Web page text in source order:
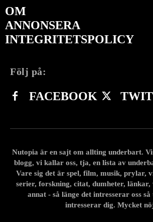
OM
ANNONSERA
INTEGRITETSPOLICY
Följ på:
FACEBOOK
Nutopia är en sajt om allting underbart.
blogg, vi kallar oss, tja, en lista av
Vare sig det är spel, film, musik, prylar,
serier, forskning, citat, dumheter, länkar,
annat - så länge det intresserar oss
intresserar dig. Mycket